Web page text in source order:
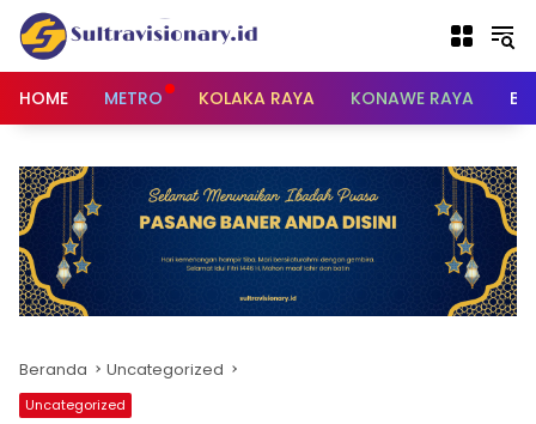
Langsung
konten
HOME
METRO KOLAKA RAYA KONAWE RAYA
Beranda Uncategorized
Uncategorized